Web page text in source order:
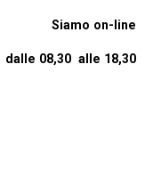
Siamo on-line
dalle 08,30 alle 18,30